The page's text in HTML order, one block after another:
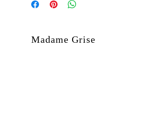
Madame Grise